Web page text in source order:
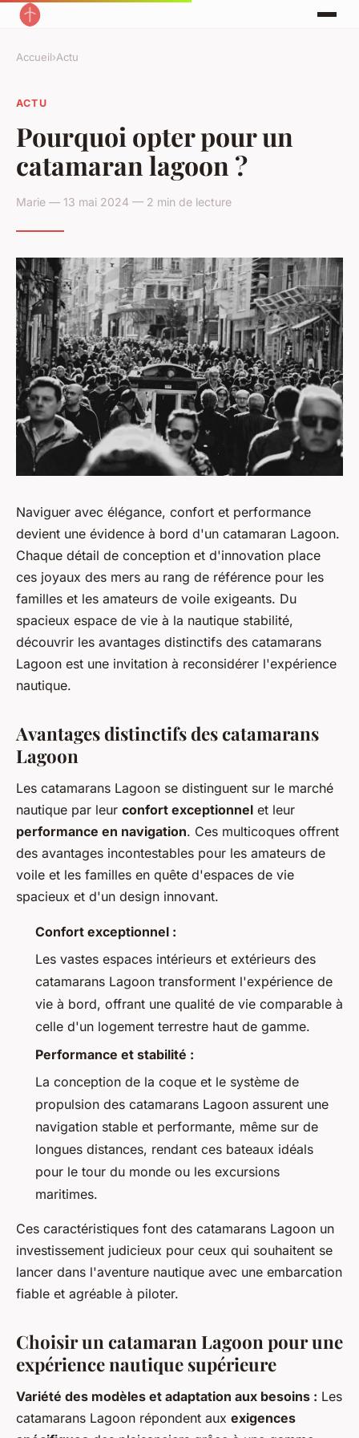
Accueil›Actu
ACTU
Pourquoi opter pour un
catamaran lagoon ?
Marie — 13 mai 2024 — 2 min de lecture
Naviguer avec élégance, confort et performance
devient une évidence à bord d'un catamaran Lagoon.
Chaque détail de conception et d'innovation place
ces joyaux des mers au rang de référence pour les
familles et les amateurs de voile exigeants. Du
spacieux espace de vie à la nautique stabilité,
découvrir les avantages distinctifs des catamarans
Lagoon est une invitation à reconsidérer l'expérience
nautique.
Avantages distinctifs des catamarans
Lagoon
Les catamarans Lagoon se distinguent sur le marché
nautique par leur confort exceptionnel et leur
performance en navigation. Ces multicoques offrent
des avantages incontestables pour les amateurs de
voile et les familles en quête d'espaces de vie
spacieux et d'un design innovant.
Confort exceptionnel :
Les vastes espaces intérieurs et extérieurs des
catamarans Lagoon transforment l'expérience de
vie à bord, offrant une qualité de vie comparable à
celle d'un logement terrestre haut de gamme.
Performance et stabilité :
La conception de la coque et le système de
propulsion des catamarans Lagoon assurent une
navigation stable et performante, même sur de
longues distances, rendant ces bateaux idéals
pour le tour du monde ou les excursions
maritimes.
Ces caractéristiques font des catamarans Lagoon un
investissement judicieux pour ceux qui souhaitent se
lancer dans l'aventure nautique avec une embarcation
fiable et agréable à piloter.
Choisir un catamaran Lagoon pour une
expérience nautique supérieure
Variété des modèles et adaptation aux besoins : Les
catamarans Lagoon répondent aux exigences